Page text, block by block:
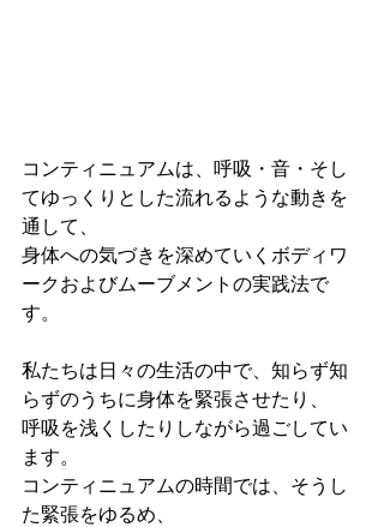
コンティニュアムは、呼吸・音・そし
てゆっくりとした流れるような動きを
通して、
身体への気づきを深めていくボディワ
ークおよびムーブメントの実践法で
す。
私たちは日々の生活の中で、知らず知
らずのうちに身体を緊張させたり、
呼吸を浅くしたりしながら過ごしてい
ます。
コンティニュアムの時間では、そうし
た緊張をゆるめ、